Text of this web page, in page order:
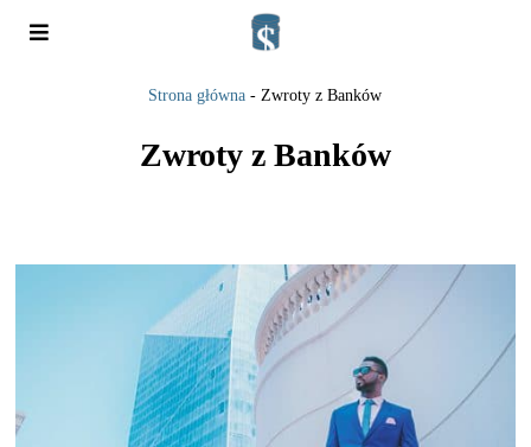
Strona główna -Zwroty z Banków
Zwroty z Banków